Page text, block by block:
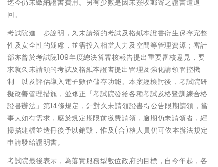
迄今仍未繳納證書費用。另有少數是因未簽收郵寄之證書遭退
回。
考試院進一步說明，久未請領的考試及格紙本證書衍生保存完整
性及安全性的疑慮，並需投入相當人力及空間等管理資源；審計
部亦曾於考試院109年度總決算審核報告提出重要審核意見，要
求就久未請領的考試及格紙本證書提出管理及強化請領管控機
制，以及評估導入電子數位儲存功能。本案經檢討後，考試院研
擬改善管理措施，並修正「考試院發給各種考試及格暨訓練合格
證書辦法」第14條規定，針對久未請領證書得公告限期請領，當
事人如有需求，應於規定期限前繳費請領，逾期仍未請領者，經
掃描建檔並造冊後予以銷毀，惟及(合)格人員仍可依本辦法規定
申請發給證明書。
考試院最後表示，為落實服務型數位政府的目標，自今年起，各